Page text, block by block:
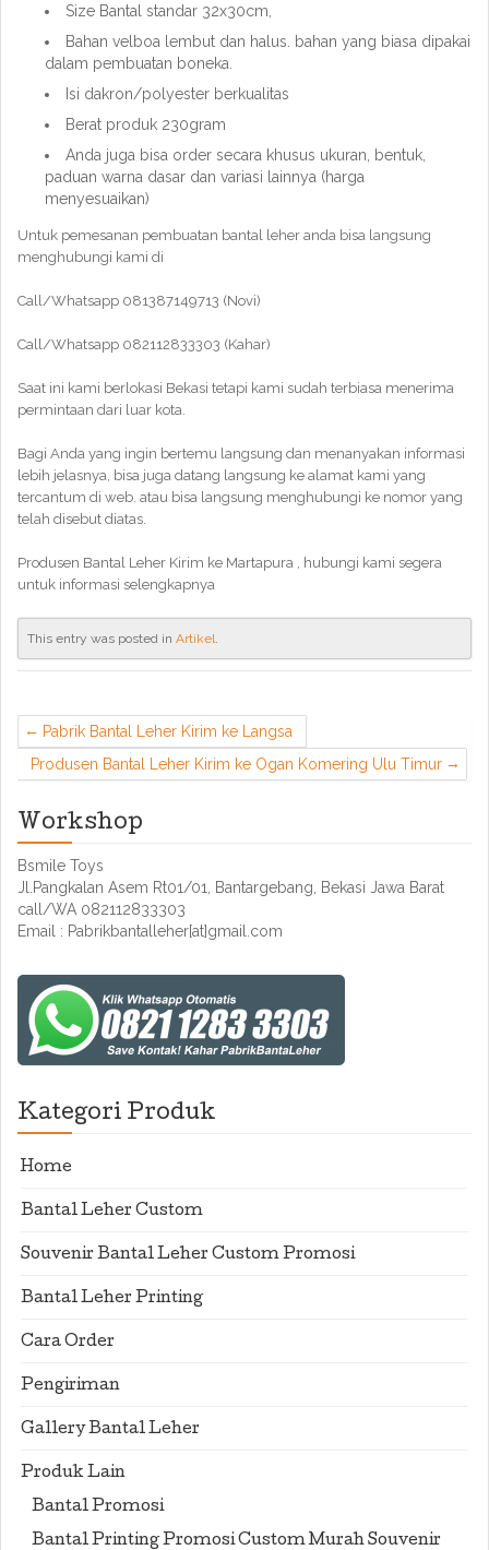
Size Bantal standar 32x30cm,
Bahan velboa lembut dan halus. bahan yang biasa dipakai
dalam pembuatan boneka.
Isi dakron/polyester berkualitas
Berat produk 230gram
Anda juga bisa order secara khusus ukuran, bentuk,
paduan warna dasar dan variasi lainnya (harga
menyesuaikan)
Untuk pemesanan pembuatan bantal leher anda bisa langsung
menghubungi kami di
Call/Whatsapp 081387149713 (Novi)
Call/Whatsapp 082112833303 (Kahar)
Saat ini kami berlokasi Bekasi tetapi kami sudah terbiasa menerima
permintaan dari luar kota.
Bagi Anda yang ingin bertemu langsung dan menanyakan informasi
lebih jelasnya, bisa juga datang langsung ke alamat kami yang
tercantum di web. atau bisa langsung menghubungi ke nomor yang
telah disebut diatas.
Produsen Bantal Leher Kirim ke Martapura , hubungi kami segera
untuk informasi selengkapnya
This entry was posted in Artikel.
Pabrik Bantal Leher Kirim ke Langsa
Produsen Bantal Leher Kirim ke Ogan Komering Ulu Timur
Workshop
Bsmile Toys
Jl.Pangkalan Asem Rt01/01, Bantargebang, Bekasi Jawa Barat
call/WA 082112833303
Email : Pabrikbantalleher[at]gmail.com
Kategori Produk
Home
Bantal Leher Custom
Souvenir Bantal Leher Custom Promosi
Bantal Leher Printing
Cara Order
Pengiriman
Gallery Bantal Leher
Produk Lain
Bantal Promosi
Bantal Printing Promosi Custom Murah Souvenir